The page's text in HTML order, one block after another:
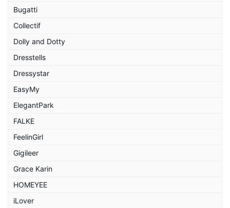
Bugatti
Collectif
Dolly and Dotty
Dresstells
Dressystar
EasyMy
ElegantPark
FALKE
FeelinGirl
Gigileer
Grace Karin
HOMEYEE
iLover